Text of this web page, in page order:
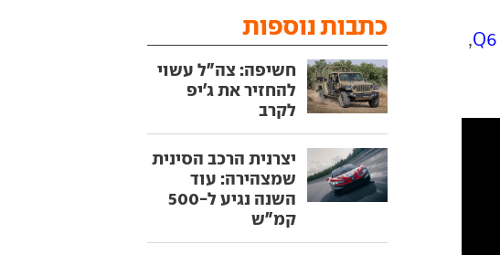
,
כתבות נוספות
חשיפה: צה"ל עשוי
להחזיר את ג'יפ
לקרב
יצרנית הרכב הסינית
שמצהירה: עוד
השנה נגיע ל-500
קמ"ש